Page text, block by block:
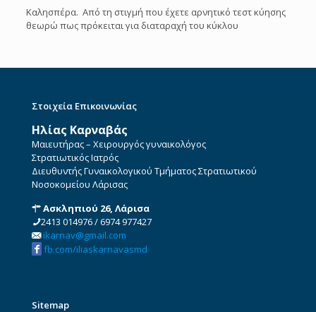
Καλησπέρα. Από τη στιγμή που έχετε αρνητικό τεστ κύησης
θεωρώ πως πρόκειται για διαταραχή του κύκλου
Στοιχεία Επικοινωνίας
Ηλίας Καρναβάς
Μαιευτήρας – Χειρουργός γυναικολόγος
Στρατιωτικός Ιατρός
Διευθυντής Γυναικολογικού Τμήματος Στρατιωτικού
Νοσοκομείου Λάρισας
Ασκληπιού 26, Λάρισα
2413 014976/6974 977427
ikarnav@gmail.com
fb.com/iliaskarnavasmd
Sitemap